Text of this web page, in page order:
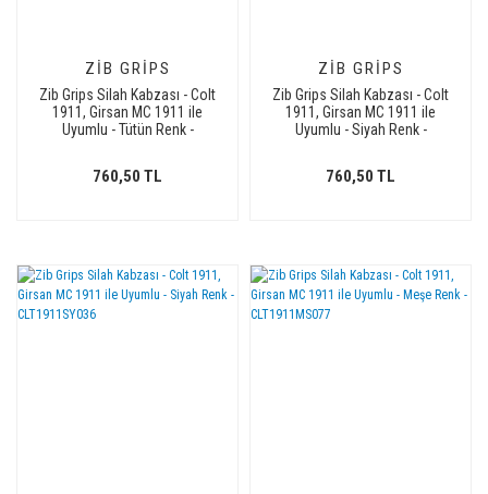
ZIB GRIPS
Zib Grips Silah Kabzası - Colt
1911, Girsan MC 1911 ile
Uyumlu - Tütün Renk -
760,50 TL
ZIB GRIPS
Zib Grips Silah Kabzası - Colt
1911, Girsan MC 1911 ile
Uyumlu - Siyah Renk -
760,50 TL